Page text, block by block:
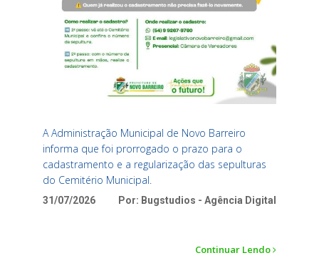
A Administração Municipal de Novo Barreiro
informa que foi prorrogado o prazo para o
cadastramento e a regularização das sepulturas
do Cemitério Municipal.
31/07/2026 Por: Bugstudios - Agência Digital
Continuar Lendo